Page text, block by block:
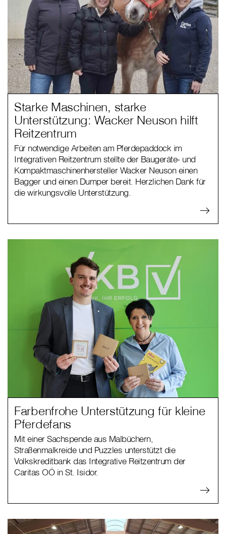
Starke Maschinen, starke
Unterstützung: Wacker Neuson hilft
Reitzentrum
Für notwendige Arbeiten am Pferdepaddock im
Integrativen Reitzentrum stellte der Baugeräte- und
Kompaktmaschinenhersteller Wacker Neuson einen
Bagger und einen Dumper bereit. Herzlichen Dank für
die wirkungsvolle Unterstützung.
Farbenfrohe Unterstützung für kleine
Pferdefans
Mit einer Sachspende aus Malbüchern,
Straßenmalkreide und Puzzles unterstützt die
Volkskreditbank das Integrative Reitzentrum der
Caritas OÖ in St. Isidor.